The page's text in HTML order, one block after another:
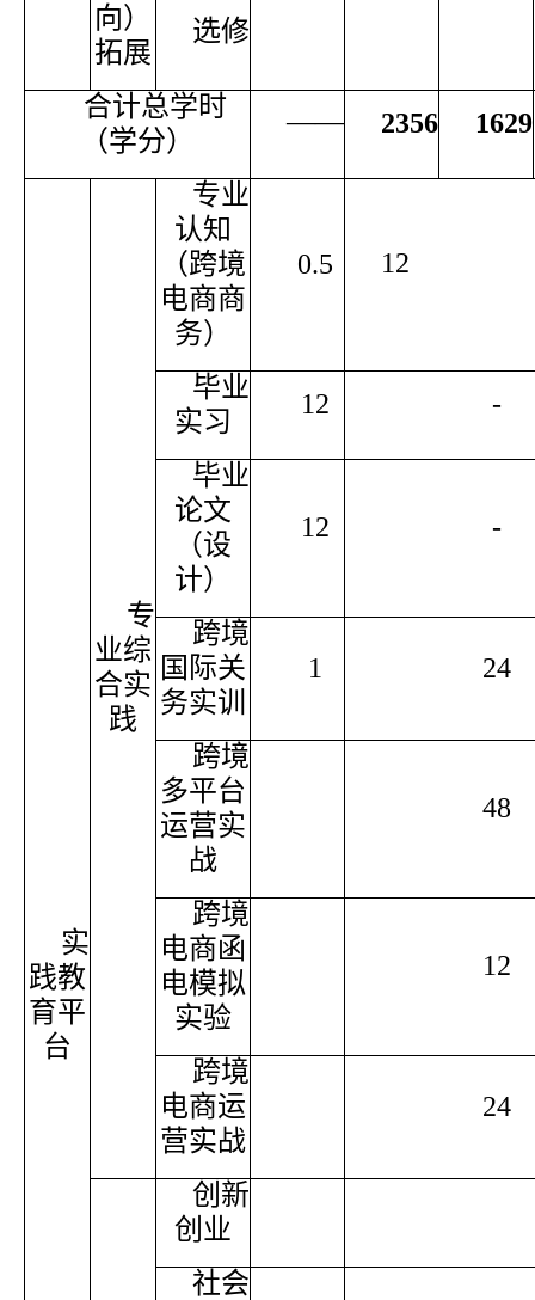
向）
拓展
选修
合计总学时
（学分）
—— 2356 1629
实
践教
育平
台
专
业综
合实
践
专业
认知
（跨境
电商商
务）
0.5 12
毕业
实习
12 -
毕业
论文
（设
计）
12 -
跨境
国际关
务实训
1 24
跨境
多平台
运营实
战
48
跨境
电商函
电模拟
实验
12
跨境
电商运
营实战
24
创新
创业
社会